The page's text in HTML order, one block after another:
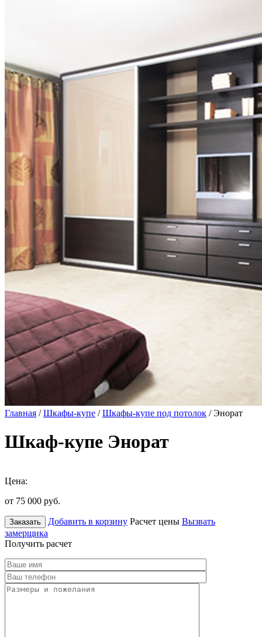
Главная /Шкафы-купе /Шкафы-купе под потолок / Энорат
Шкаф-купе Энорат
Цена:
от 75 000 руб.
Заказать Добавить в корзину Расчет цены Вызвать
замерщика
Получить расчет